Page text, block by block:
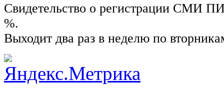
Свидетельство о регистрации СМИ
%.
Выходит два раз в неделю по